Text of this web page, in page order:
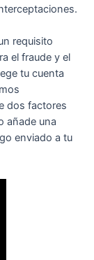
requisito
el fraude y el
tu cuenta
dos factores
añade una
enviado a tu